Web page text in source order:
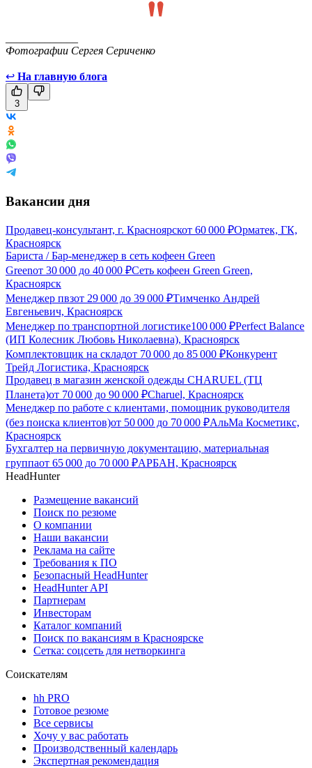
Фотографии Сергея Сериченко
↩ На главную блога
3
Вакансии дня
Продавец-консультант, г. Красноярскот 60 000 ₽Орматек, ГК,
Красноярск
Бариста / Бар-менеджер в сеть кофеен Green
Greenот 30 000 до 40 000 ₽Сеть кофеен Green Green,
Красноярск
Менеджер пвзот 29 000 до 39 000 ₽Тимченко Андрей
Евгеньевич, Красноярск
Менеджер по транспортной логистике100 000 ₽Perfect Balance
(ИП Колесник Любовь Николаевна), Красноярск
Комплектовщик на складот 70 000 до 85 000 ₽Конкурент
Трейд Логистика, Красноярск
Продавец в магазин женской одежды CHARUEL (ТЦ
Планета)от 70 000 до 90 000 ₽Charuel, Красноярск
Менеджер по работе с клиентами, помощник руководителя
(без поиска клиентов)от 50 000 до 70 000 ₽АльМа Косметикс,
Красноярск
Бухгалтер на первичную документацию, материальная
группаот 65 000 до 70 000 ₽АРБАН, Красноярск
HeadHunter
Размещение вакансий
Поиск по резюме
О компании
Наши вакансии
Реклама на сайте
Требования к ПО
Безопасный HeadHunter
HeadHunter API
Партнерам
Инвесторам
Каталог компаний
Поиск по вакансиям в Красноярске
Сетка: соцсеть для нетворкинга
Соискателям
hh PRO
Готовое резюме
Все сервисы
Хочу у вас работать
Производственный календарь
Экспертная рекомендация